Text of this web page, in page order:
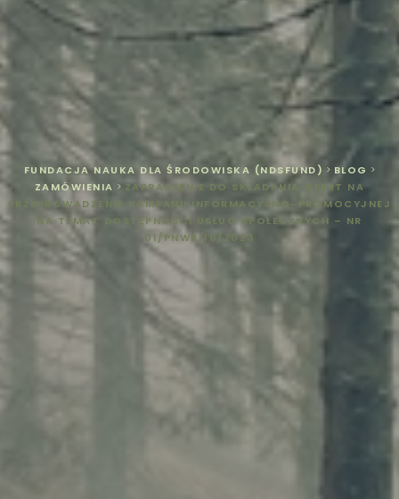
FUNDACJA NAUKA DLA ŚRODOWISKA (NDSFUND) > BLOG >
ZAMÓWIENIA > ZAPRASZENIE DO SKŁADANIA OFERT NA
PRZEPROWADZENIE KAMPANII INFORMACYJNO-PROMOCYJNEJ
NA TEMAT DOSTĘPNOŚCI USŁUG SPOŁECZNYCH – NR
01/PNWR/10/2023